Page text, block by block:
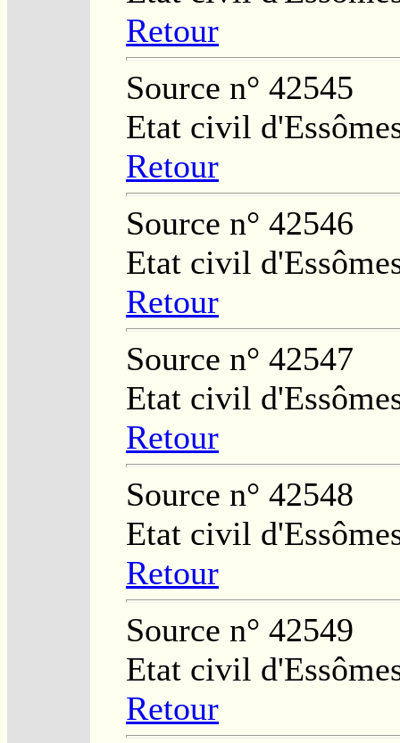
Retour
Source n° 42545
Etat civil
Retour
Source n° 42546
Etat civil
Retour
Source n° 42547
Etat civil
Retour
Source n° 42548
Etat civil
Retour
Source n° 42549
Etat civil
Retour